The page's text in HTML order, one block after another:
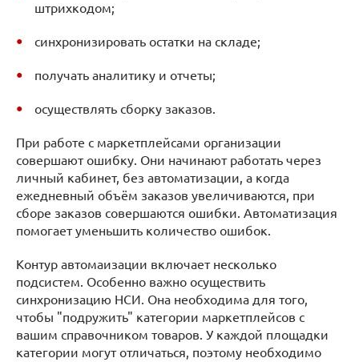
штрихкодом;
синхронизировать остатки на складе;
получать аналитику и отчеты;
осуществлять сборку заказов.
При работе с маркетплейсами организации
совершают ошибку. Они начинают работать через
личный кабинет, без автоматизации, а когда
ежедневный объём заказов увеличиваются, при
сборе заказов совершаются ошибки. Автоматизация
помогает уменьшить количество ошибок.
Контур автомаизации включает несколько
подсистем. Особенно важно осуществить
синхронизацию НСИ. Она необходима для того,
чтобы "подружить" категории маркетплейсов с
вашим справочником товаров. У каждой площадки
категории могут отличаться, поэтому необходимо